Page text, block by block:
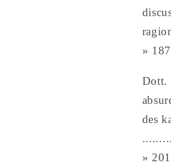
» 187
Dott.
des
» 201